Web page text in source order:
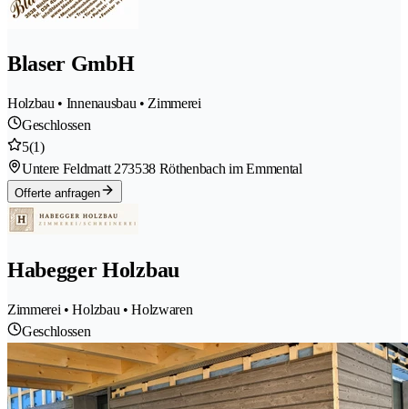
Blaser GmbH
Holzbau • Innenausbau • Zimmerei
Geschlossen
5(1)
Untere Feldmatt 273538 Röthenbach im Emmental
Offerte anfragen
Habegger Holzbau
Zimmerei • Holzbau • Holzwaren
Geschlossen